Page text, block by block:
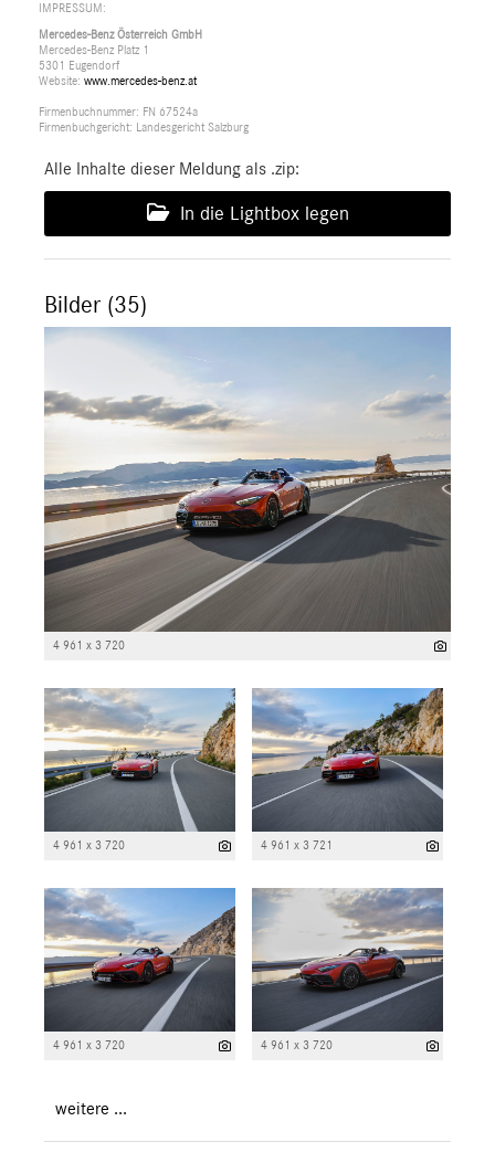
IMPRESSUM:
Mercedes-Benz Österreich GmbH
Mercedes-Benz Platz 1
5301 Eugendorf
Website: www.mercedes-benz.at
Firmenbuchnummer: FN 67524a
Firmenbuchgericht: Landesgericht Salzburg
Alle Inhalte dieser Meldung als .zip:
In die Lightbox legen
Bilder (35)
4 961 x 3 720
4 961 x 3 720 4 961 x 3 721
4 961 x 3 720 4 961 x 3 720
weitere ...